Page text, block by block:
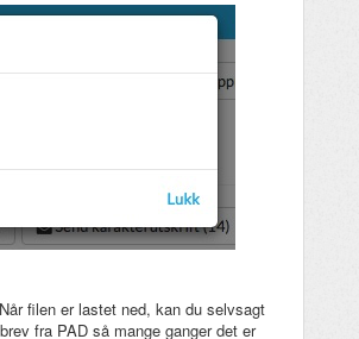
filen er lastet ned, kan du selvsagt
fra PAD så mange ganger det er